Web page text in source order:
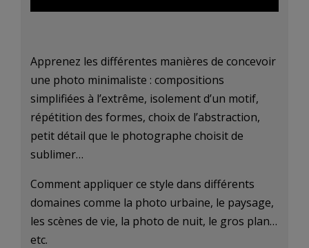
Apprenez les différentes manières de concevoir
une photo minimaliste : compositions
simplifiées à l’extrême, isolement d’un motif,
répétition des formes, choix de l’abstraction,
petit détail que le photographe choisit de
sublimer…
Comment appliquer ce style dans différents
domaines comme la photo urbaine, le paysage,
les scènes de vie, la photo de nuit, le gros plan…
etc.